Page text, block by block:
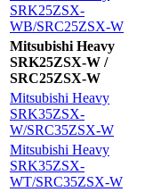
SRK25ZSX-
WB/SRC25ZSX-W
Mitsubishi Heavy
SRK25ZSX-W /
SRC25ZSX-W
Mitsubishi Heavy
SRK35ZSX-
W/SRС35ZSX-W
Mitsubishi Heavy
SRK35ZSX-
WT/SRC35ZSX-W